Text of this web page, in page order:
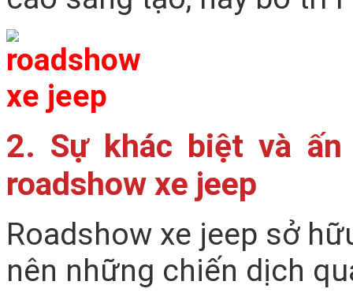
2. Sự khác biệt và
roadshow xe jeep
Roadshow xe jeep sở
nên những chiến dịch